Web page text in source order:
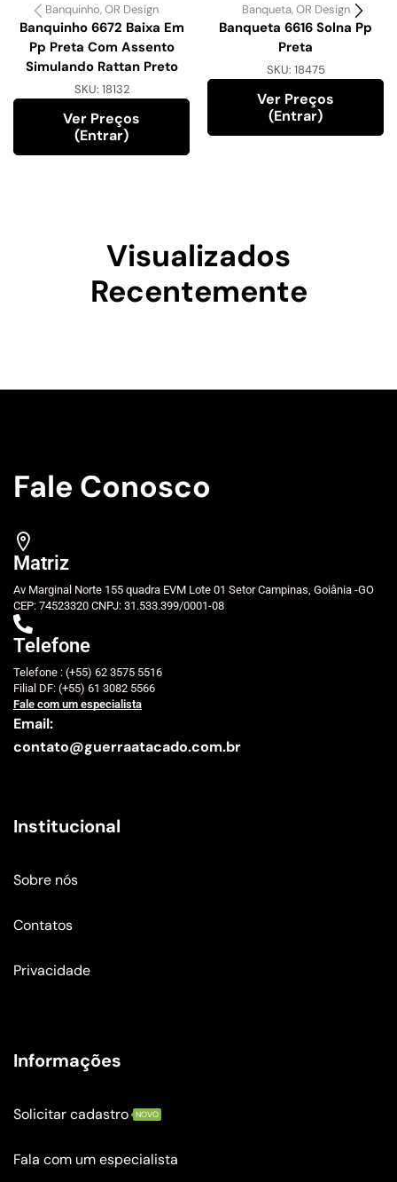
Banquinho,OR Design
Banquinho 6672 Baixa Em
Pp Preta Com Assento
Simulando Rattan Preto
SKU: 18132
Ver Preços
(entrar)
Banqueta,OR Design
Banqueta 6616 Solna Pp
Preta
SKU: 18475
Ver Preços
(entrar)
Visualizados
Recentemente
Fale Conosco
Matriz
Av Marginal Norte 155 quadra EVM Lote 01 Setor Campinas, Goiânia -GO
CEP: 74523320 CNPJ: 31.533.399/0001-08
Telefone
Telefone : (+55) 62 3575 5516
Filial DF: (+55) 61 3082 5566
Fale com um especialista
Email:
contato@guerraatacado.com.br
Institucional
Sobre nós
Contatos
Privacidade
Informações
Solicitar cadastro NOVO
Fala com um especialista